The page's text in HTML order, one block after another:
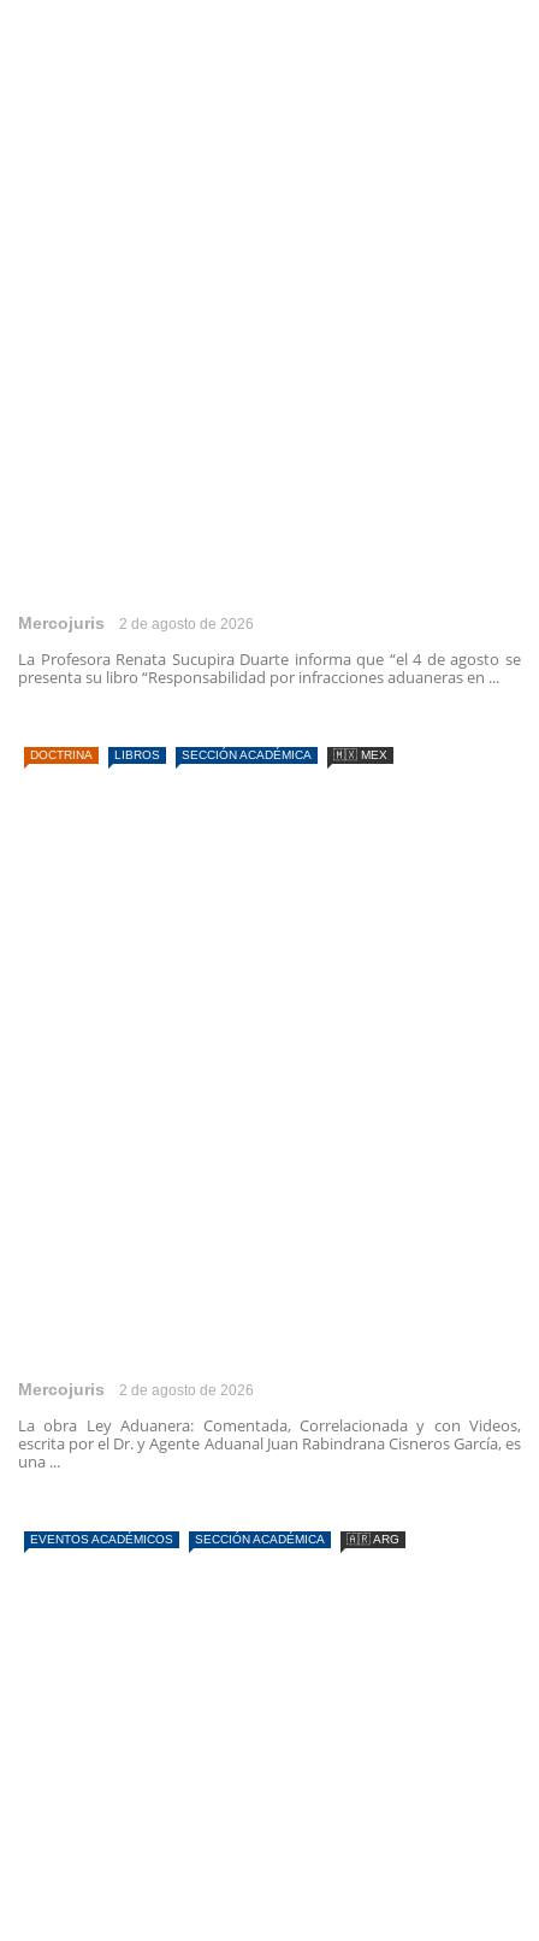
Mercojuris 2 de agosto de 2026
La Profesora Renata Sucupira Duarte informa que “el 4 de agosto se
presenta su libro “Responsabilidad por infracciones aduaneras en ...
DOCTRINA LIBROS SECCIÓN ACADÉMICA 🇲🇽 MEX
Mercojuris 2 de agosto de 2026
La obra Ley Aduanera: Comentada, Correlacionada y con Videos,
escrita por el Dr. y Agente Aduanal Juan Rabindrana Cisneros García, es
una ...
EVENTOS ACADÉMICOS SECCIÓN ACADÉMICA 🇦🇷 ARG